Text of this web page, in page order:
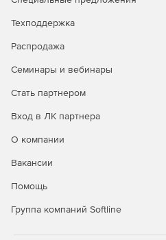
Техподдержка
Распродажа
Семинары и вебинары
Стать партнером
Вход в ЛК партнера
О компании
Вакансии
Помощь
Группа компаний Softline